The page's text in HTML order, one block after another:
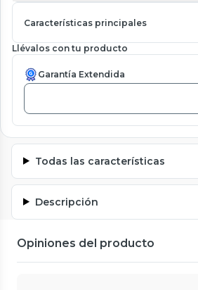
Características principales
Llévalos con tu producto
Garantía Extendida
Todas las características
Descripción
Opiniones del producto